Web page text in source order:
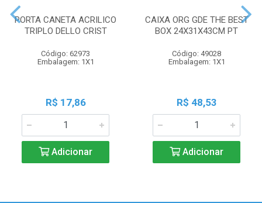
PORTA CANETA ACRILICO
TRIPLO DELLO CRIST
Código: 62973
Embalagem: 1X1
R$ 17,86
Adicionar
CAIXA ORG GDE THE BEST
BOX 24X31X43CM PT
Código: 49028
Embalagem: 1X1
R$ 48,53
Adicionar